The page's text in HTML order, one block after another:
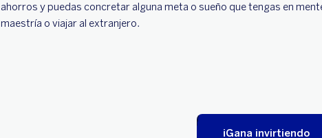
ahorros y puedas concretar alguna meta o sueño que tengas en
maestría o viajar al extranjero.
¡Gana invirtiendo